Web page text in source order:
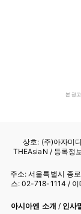
본 광
상호: (주)아자미
THEAsiaN / 등록정
주소: 서울특별시 종
스: 02-718-1114 /
아시아엔 소개 / 인사